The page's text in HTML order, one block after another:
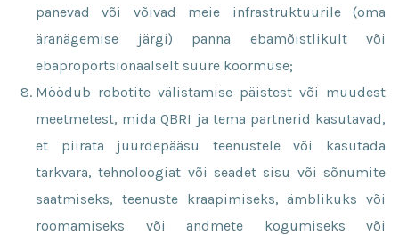
panevad või võivad meie infrastruktuurile (oma
äranägemise järgi) panna ebamõistlikult või
ebaproportsionaalselt suure koormuse;
Möödub robotite välistamise päistest või muudest
meetmetest, mida QBRI ja tema partnerid kasutavad,
et piirata juurdepääsu teenustele või kasutada
tarkvara, tehnoloogiat või seadet sisu või sõnumite
saatmiseks, teenuste kraapimiseks, ämblikuks või
roomamiseks või andmete kogumiseks või